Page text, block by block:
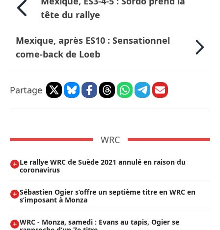
tête du rallye
Mexique, après ES10 : Sensationnel
come-back de Loeb
Partage
WRC
Le rallye WRC de Suède 2021 annulé en raison du
coronavirus
Sébastien Ogier s’offre un septième titre en WRC en
s’imposant à Monza
WRC - Monza, samedi : Evans au tapis, Ogier se